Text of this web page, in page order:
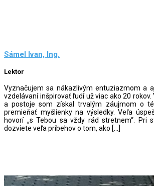
Sámel Ivan, Ing.
Lektor
Vyznačujem sa nákazlivým entuziazmom a
vzdelávaní inšpirovať ľudí už viac ako 20
a postoje som získal trvalým záujmom o
premieňať myšlienky na výsledky. Veľa
hovorí „s Tebou sa vždy rád stretnem“. Pri
dozviete veľa príbehov o tom, ako […]